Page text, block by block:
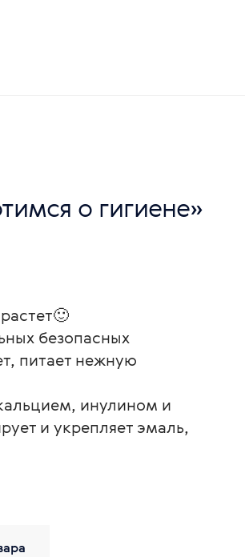
о гигиене»
безопасных
питает нежную
инулином и
и укрепляет эмаль,